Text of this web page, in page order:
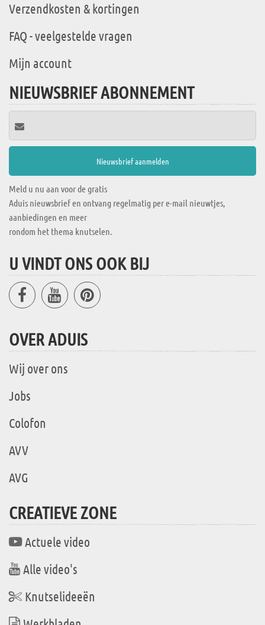
Verzendkosten & kortingen
FAQ - veelgestelde vragen
Mijn account
NIEUWSBRIEF ABONNEMENT
Meld u nu aan voor de gratis
Aduis nieuwsbrief en ontvang regelmatig per e-mail nieuwtjes,
aanbiedingen en meer
rondom het thema knutselen.
U VINDT ONS OOK BIJ
OVER ADUIS
Wij over ons
Jobs
Colofon
AVV
AVG
CREATIEVE ZONE
Actuele video
Alle video's
Knutselideeën